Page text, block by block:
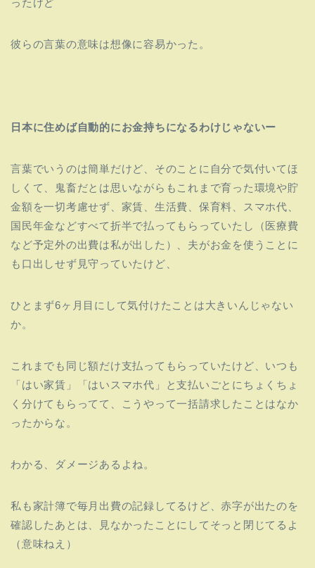
ったけど
彼らの言葉の意味は想像に容易かった。
日本に住めば自動的にお金持ちになるわけじゃないー
言葉でいうのは簡単だけど、そのことに自分で気付いてほ
しくて、
鬼畜だとは思いながらもこれまで育った環境や貯
金額を一切考慮せず、家賃、生活費、保育料、スマホ代、
国民年金などすべて折半で払ってもらっていたし（医療費
など予定外の出費は私が出した）、 夫がお金を使うことに
も口出しせず見守っていたけど、
ひとまず6ヶ月目にして気付けたことは大きいんじゃない
か。
これまでも同じ額だけ支払ってもらっていたけど、いつも
「はい家賃」「はいスマホ代」
と支払いごとにちょくちょ
く分けてもらってて、
こうやって一括請求したことはなか
ったからな。
わかる、ダメージあるよね。
私も家計簿で毎月出費の記録してるけど、赤字が出たのを
確認したあとは、
見なかったことにしてそっと閉じてるよ
（意味ねえ）